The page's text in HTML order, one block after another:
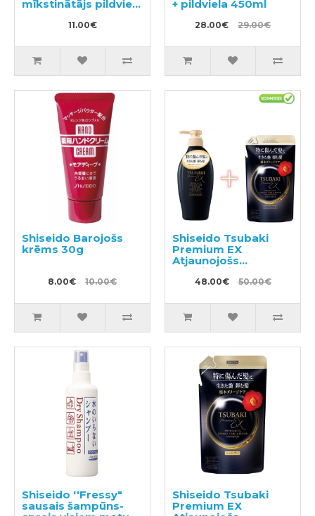
mīkstinātājs pildviela
11.00€
+ pildviela 450ml
28.00€ 29.00€
Shiseido Barojošs
krēms 30g
8.00€ 10.00€
Shiseido Tsubaki
Premium EX
Atjaunojošs
kondicionieris-
maska ​​bojātiem
pildviela 300ml
48.00€ 50.00€
Shiseido ''Fressy"
sausais šampūns-
Shiseido Tsubaki
Premium EX